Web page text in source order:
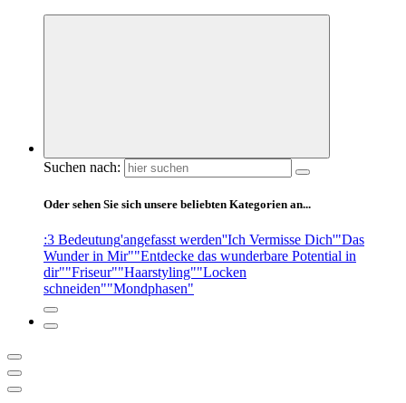
Suchen nach:
Oder sehen Sie sich unsere beliebten Kategorien an...
:3 Bedeutung'angefasst werden''Ich Vermisse Dich'"Das
Wunder in Mir""Entdecke das wunderbare Potential in
dir""Friseur""Haarstyling""Locken
schneiden""Mondphasen"